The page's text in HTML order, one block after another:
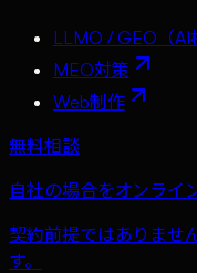
LLMO / GEO（AI
MEO対策
Web制作
無料相談
自社の場合をオンライ
契約前提ではありませ
す。